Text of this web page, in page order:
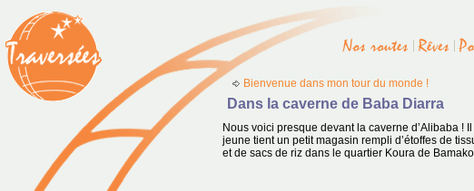
Bienvenue dans mon tour du monde !
Dans la caverne de Baba Diarra
Nous voici presque devant la caverne d’Alibaba !
jeune tient un petit magasin rempli d’étoffes de
et de sacs de riz dans le quartier Koura de